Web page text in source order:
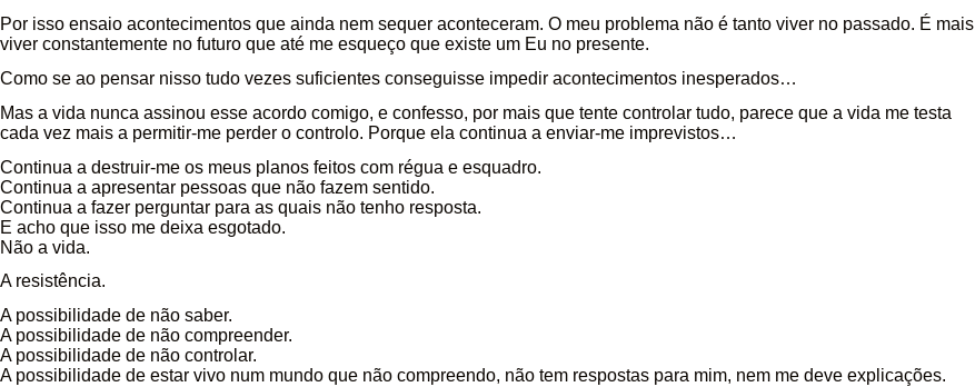
Por isso ensaio acontecimentos que ainda nem sequer aconteceram. O meu problema não é tanto viver no passado. É mais
viver constantemente no futuro que até me esqueço que existe um Eu no presente.
Como se ao pensar nisso tudo vezes suficientes conseguisse impedir acontecimentos inesperados…
Mas a vida nunca assinou esse acordo comigo, e confesso, por mais que tente controlar tudo, parece que a vida me testa
cada vez mais a permitir-me perder o controlo. Porque ela continua a enviar-me imprevistos…
Continua a destruir-me os meus planos feitos com régua e esquadro.
Continua a apresentar pessoas que não fazem sentido.
Continua a fazer perguntar para as quais não tenho resposta.
E acho que isso me deixa esgotado.
Não a vida.
A resistência.
A possibilidade de não saber.
A possibilidade de não compreender.
A possibilidade de não controlar.
A possibilidade de estar vivo num mundo que não compreendo, não tem respostas para mim, nem me deve explicações.